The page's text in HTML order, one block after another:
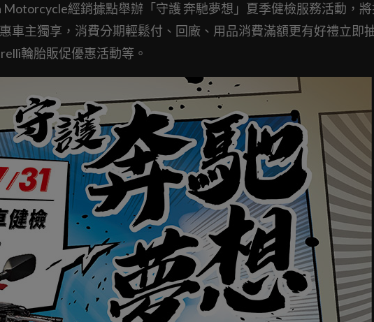
經銷據點舉辦「守護 奔馳夢想」夏季健檢服務活動，
車主獨享，消費分期輕鬆付、回廠、用品消費滿額更有好禮立即
輪胎販促優惠活動等。